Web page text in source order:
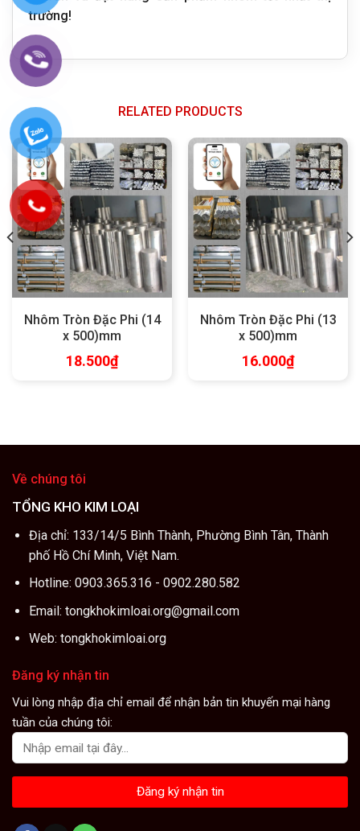
trường!
RELATED PRODUCTS
Nhôm Tròn Đặc Phi (14
x 500)mm
18.500₫
Nhôm Tròn Đặc Phi (13
x 500)mm
16.000₫
Về chúng tôi
TỔNG KHO KIM LOẠI
Địa chỉ: 133/14/5 Bình Thành, Phường Bình Tân, Thành
phố Hồ Chí Minh, Việt Nam.
Hotline: 0903.365.316 - 0902.280.582
Email: tongkhokimloai.org@gmail.com
Web: tongkhokimloai.org
Đăng ký nhận tin
Vui lòng nhập địa chỉ email để nhận bản tin khuyến mại hàng
tuần của chúng tôi: